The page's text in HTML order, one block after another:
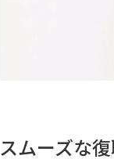
スムーズな